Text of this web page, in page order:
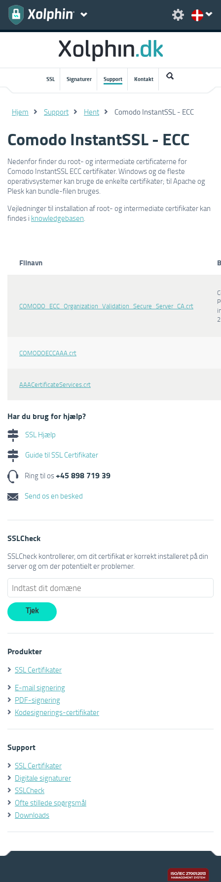
SSL Signaturer Support Kontakt
Hjem Support Hent Comodo InstantSSL - ECC
Comodo InstantSSL - ECC
Nedenfor finder du root- og intermediate certificaterne for
Comodo InstantSSL ECC certifikater. Windows og de fleste
operativsystemer kan bruge de enkelte certifikater; til Apache og
Plesk kan bundle-filen bruges.
Vejledninger til installation af root- og intermediate certifikater kan
findes i knowledgebasen.
Filnavn
COMODO_ECC_Organization_Validation_Secure_Server_CA.crt
2
COMODOECCAAA.crt
AAACertificateServices.crt
Har du brug for hjælp?
SSL Hjælp
Guide til SSL Certifikater
Ring til os+45 898 719 39
Send os en besked
SSLCheck
SSLCheck kontrollerer, om dit certifikat er korrekt installeret på din
server og om der potentielt er problemer.
Produkter
SSL Certifikater
E-mail signering
PDF-signering
Kodesignerings-certifikater
Support
SSL Certifikater
Digitale signaturer
SSLCheck
Ofte stillede spørgsmål
Downloads